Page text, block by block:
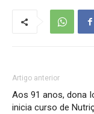
Artigo anterior
Aos 91 anos, dona
inicia curso de